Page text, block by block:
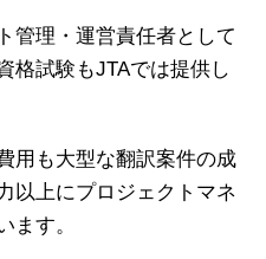
管理・運営責任者として
格試験もJTAでは提供し
用も大型な翻訳案件の成
以上にプロジェクトマネ
ます。